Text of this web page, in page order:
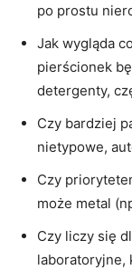
po prostu
Jak wygląda
pierścionek
detergenty,
Czy bardziej
nietypowe,
Czy
może metal
Czy liczy się
laboratoryjne,